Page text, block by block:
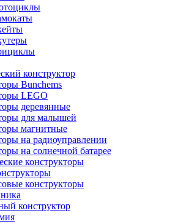
конструктор
Bunchems
LEGO
деревянные
для малышей
магнитные
на радиоуправлении
на солнечной батарее
конструкторы
конструкторы
конструктор